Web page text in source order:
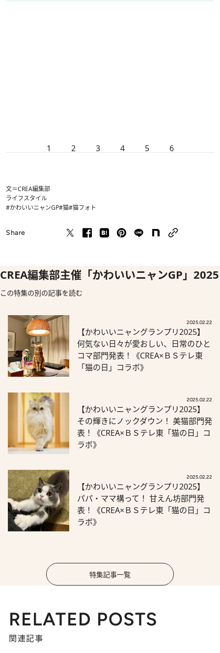
1 2 3 4 5 6
文＝CREA編集部
ライフスタイル
#かわいいニャンGP#猫#猫フォト
Share
CREA編集部主催「かわいいニャンGP」2025
この特集の別の記事を読む
2025.02.22
【かわいいニャングランプリ2025】
何気ない日々が愛おしい、日常のひと
コマ部門発表！《CREA×ＢＳテレ東
「猫の日」コラボ》
2025.02.22
【かわいいニャングランプリ2025】
その輝きにノックダウン！ 美猫部門発
表！《CREA×ＢＳテレ東「猫の日」コ
ラボ》
2025.02.22
【かわいいニャングランプリ2025】
パパ・ママ構って！ 甘えん坊部門発
表！《CREA×ＢＳテレ東「猫の日」コ
ラボ》
特集記事一覧
RELATED POSTS
関連記事